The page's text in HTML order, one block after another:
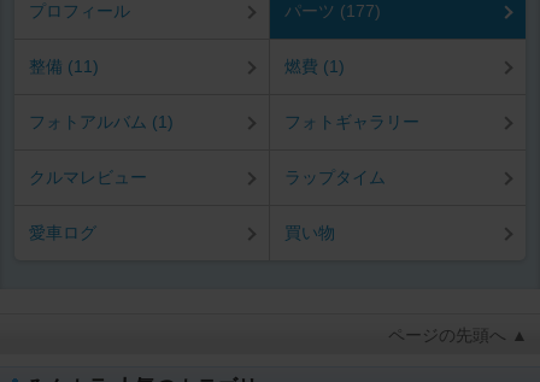
プロフィール パーツ (177)
整備 (11) 燃費 (1)
フォトアルバム (1) フォトギャラリー
クルマレビュー ラップタイム
愛車ログ 買い物
ページの先頭へ ▲